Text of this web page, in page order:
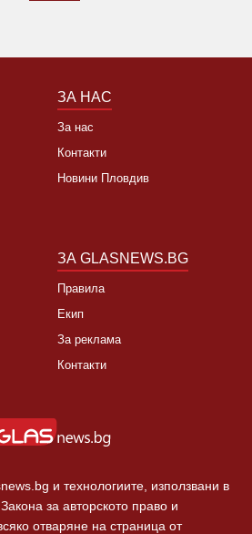
ЗА НАС
За нас
Контакти
Новини Пловдив
ЗА GLASNEWS.BG
Правила
Екип
За реклама
Контакти
и технологиите, използвани в
за авторското право и
отваряне на страница от